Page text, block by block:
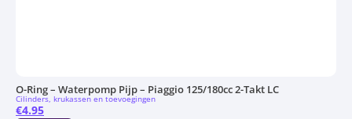
O-Ring – Waterpomp Pijp – Piaggio 125/180cc 2-Takt LC
Cilinders, krukassen en toevoegingen
€4.95